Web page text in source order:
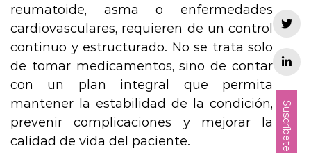
reumatoide, asma o enfermedades
cardiovasculares, requieren de un control
continuo y estructurado. No se trata solo
de tomar medicamentos, sino de contar
con un plan integral que permita
mantener la estabilidad de la condición,
prevenir complicaciones y mejorar la
calidad de vida del paciente.
Suscríbete